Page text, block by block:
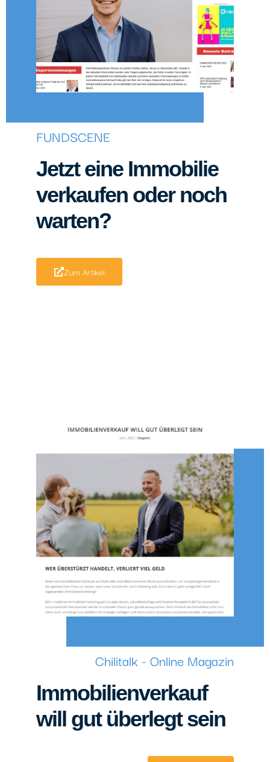
FUNDSCENE
Jetzt eine Immobilie
verkaufen oder noch
warten?
Zum Artikel
Chilitalk - Online Magazin
Immobilienverkauf
will gut überlegt sein